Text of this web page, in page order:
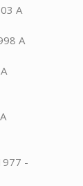
A
A
-